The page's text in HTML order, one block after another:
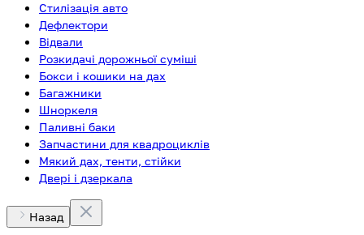
Стилізація авто
Дефлектори
Відвали
Розкидачі дорожньої суміші
Бокси і кошики на дах
Багажники
Шноркеля
Паливні баки
Запчастини для квадроциклів
Мякий дах, тенти, стійки
Двері і дзеркала
Назад